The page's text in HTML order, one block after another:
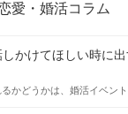
愛・婚活コラム
かけてほしい時に
かどうかは、婚活イベン